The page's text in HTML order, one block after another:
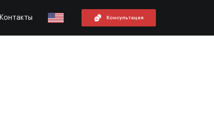
Контакты Консультация